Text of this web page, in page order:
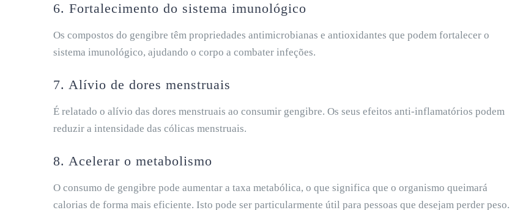
6. Fortalecimento do sistema imunológico
Os compostos do gengibre têm propriedades antimicrobianas e antioxidantes que podem fortalecer o
sistema imunológico, ajudando o corpo a combater infeções.
7. Alívio de dores menstruais
É relatado o alívio das dores menstruais ao consumir gengibre. Os seus efeitos anti-inflamatórios podem
reduzir a intensidade das cólicas menstruais.
8. Acelerar o metabolismo
O consumo de gengibre pode aumentar a taxa metabólica, o que significa que o organismo queimará
calorias de forma mais eficiente. Isto pode ser particularmente útil para pessoas que desejam perder peso.